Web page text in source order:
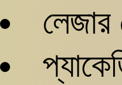
লেজার